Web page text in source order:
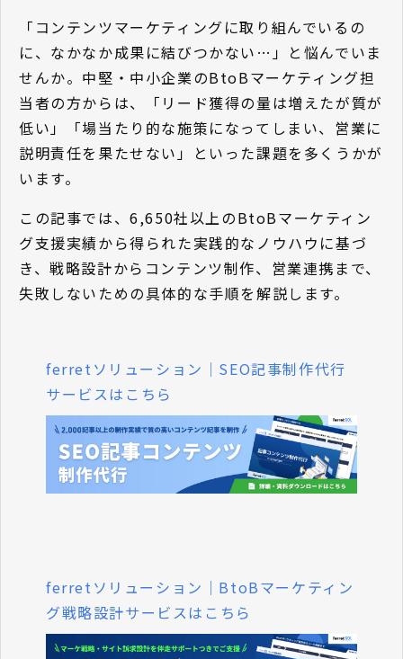
「コンテンツマーケティングに取り組んでいるの
に、なかなか成果に結びつかない…」と悩んでいま
せんか。中堅・中小企業のBtoBマーケティング担
当者の方からは、「リード獲得の量は増えたが質が
低い」「場当たり的な施策になってしまい、営業に
説明責任を果たせない」といった課題を多くうかが
います。
この記事では、6,650社以上のBtoBマーケティン
グ支援実績から得られた実践的なノウハウに基づ
き、戦略設計からコンテンツ制作、営業連携まで、
失敗しないための具体的な手順を解説します。
ferretソリューション｜SEO記事制作代行
サービスはこちら
ferretソリューション｜BtoBマーケティン
グ戦略設計サービスはこちら